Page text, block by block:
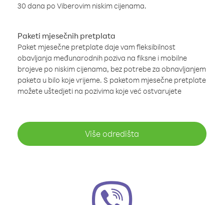
30 dana po Viberovim niskim cijenama.
Paketi mjesečnih pretplata
Paket mjesečne pretplate daje vam fleksibilnost
obavljanja međunarodnih poziva na fiksne i mobilne
brojeve po niskim cijenama, bez potrebe za obnavljanjem
paketa u bilo koje vrijeme. S paketom mjesečne pretplate
možete uštedjeti na pozivima koje već ostvarujete
Više odredišta